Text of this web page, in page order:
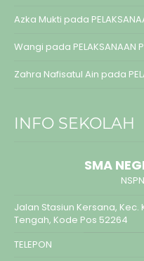
Azka Mukti pada
Wangi pada PELAKSANAAN
Zahra Nafisatul Ain pada
INFO SEKOLAH
SMA
Jalan Stasiun Kersana,
Tengah, Kode Pos 52264
TELEPON